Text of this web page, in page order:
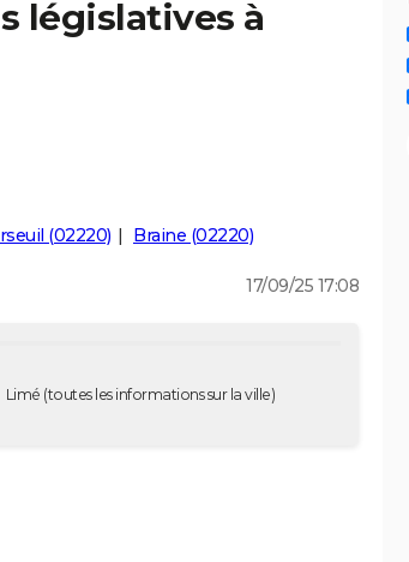
législatives à
(02220) Braine (02220)
17/09/25 17:08
Limé (toutes les informations sur la ville)